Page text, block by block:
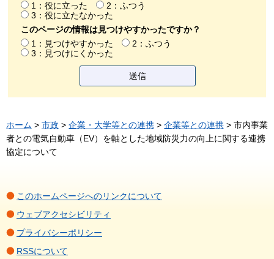
1：役に立った
2：ふつう
3：役に立たなかった
このページの情報は見つけやすかったですか？
1：見つけやすかった
2：ふつう
3：見つけにくかった
ホーム > 市政 > 企業・大学等との連携 > 企業等との連携 > 市内事業
者との電気自動車（EV）を軸とした地域防災力の向上に関する連携
協定について
このホームページへのリンクについて
ウェブアクセシビリティ
プライバシーポリシー
RSSについて